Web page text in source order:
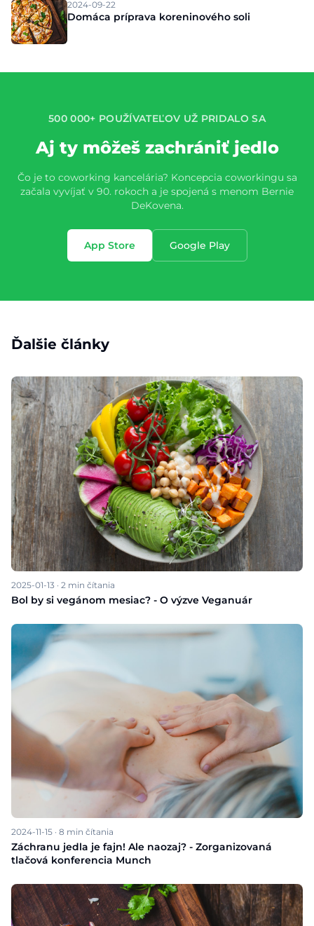
2024-09-22
Domáca príprava koreninového soli
500 000+ POUŽÍVATEĽOV UŽ PRIDALO SA
Aj ty môžeš zachrániť jedlo
Čo je to coworking kancelária? Koncepcia coworkingu sa
začala vyvíjať v 90. rokoch a je spojená s menom Bernie
DeKovena.
App Store Google Play
Ďalšie články
2025-01-13 · 2 min čítania
Bol by si vegánom mesiac? - O výzve Veganuár
2024-11-15 · 8 min čítania
Záchranu jedla je fajn! Ale naozaj? - Zorganizovaná
tlačová konferencia Munch